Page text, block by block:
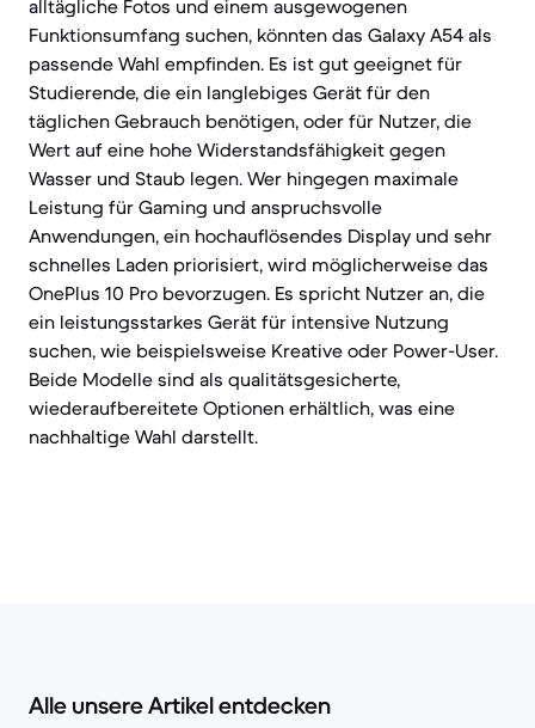
alltägliche Fotos und einem ausgewogenen
Funktionsumfang suchen, könnten das Galaxy A54 als
passende Wahl empfinden. Es ist gut geeignet für
Studierende, die ein langlebiges Gerät für den
täglichen Gebrauch benötigen, oder für Nutzer, die
Wert auf eine hohe Widerstandsfähigkeit gegen
Wasser und Staub legen. Wer hingegen maximale
Leistung für Gaming und anspruchsvolle
Anwendungen, ein hochauflösendes Display und sehr
schnelles Laden priorisiert, wird möglicherweise das
OnePlus 10 Pro bevorzugen. Es spricht Nutzer an, die
ein leistungsstarkes Gerät für intensive Nutzung
suchen, wie beispielsweise Kreative oder Power-User.
Beide Modelle sind als qualitätsgesicherte,
wiederaufbereitete Optionen erhältlich, was eine
nachhaltige Wahl darstellt.
Alle unsere Artikel entdecken